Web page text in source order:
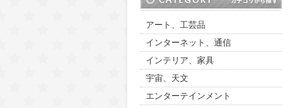
アート、工芸品
インターネット、通信
インテリア、家具
宇宙、天文
エンターテインメント